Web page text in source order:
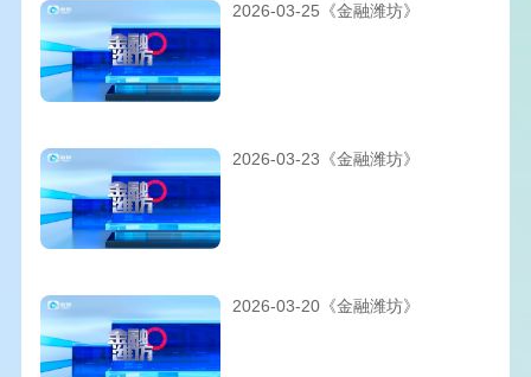
2026-03-25《金融潍坊》
2026-03-23《金融潍坊》
2026-03-20《金融潍坊》